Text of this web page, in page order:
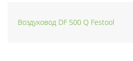
Воздуховод DF 500 Q Festool